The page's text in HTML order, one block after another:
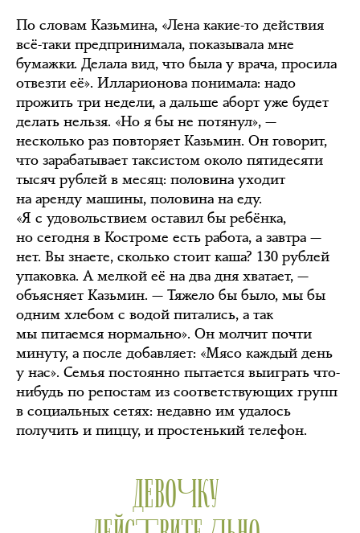
По словам Казьмина, «Лена какие-то действия
всё-таки предпринимала, показывала мне
бумажки. Делала вид, что была у врача, просила
отвезти её». Илларионова понимала: надо
прожить три недели, а дальше аборт уже будет
делать нельзя. «Но я бы не потянул», —
несколько раз повторяет Казьмин. Он говорит,
что зарабатывает таксистом около пятидесяти
тысяч рублей в месяц: половина уходит
на аренду машины, половина на еду.
«Я с удовольствием оставил бы ребёнка,
но сегодня в Костроме есть работа, а завтра —
нет. Вы знаете, сколько стоит каша? 130 рублей
упаковка. А мелкой её на два дня хватает, —
объясняет Казьмин. — Тяжело бы было, мы бы
одним хлебом с водой питались, а так
мы питаемся нормально». Он молчит почти
минуту, а после добавляет: «Мясо каждый день
у нас». Семья постоянно пытается выиграть что-
нибудь по репостам из соответствующих групп
в социальных сетях: недавно им удалось
получить и пиццу, и простенький телефон.
ДЕВОЧКУ